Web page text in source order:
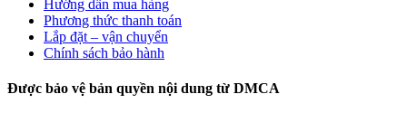
Hướng dẫn mua hàng
Phương thức thanh toán
Lắp đặt – vận chuyển
Chính sách bảo hành
Được bảo vệ bản quyền nội dung từ DMCA